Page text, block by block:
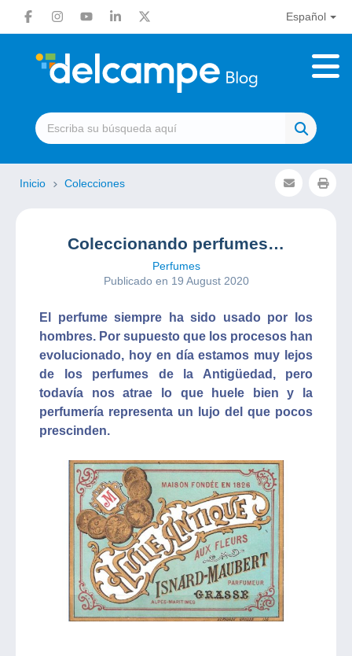
Español
Inicio Colecciones
Coleccionando perfumes…
Perfumes
Publicado en 19 August 2020
El perfume siempre ha sido usado por los
hombres. Por supuesto que los procesos han
evolucionado, hoy en día estamos muy lejos
de los perfumes de la Antigüedad, pero
todavía nos atrae lo que huele bien y la
perfumería representa un lujo del que pocos
prescinden.